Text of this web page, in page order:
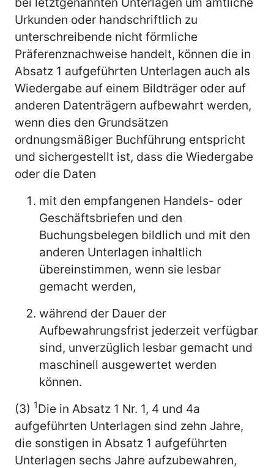
Urkunden oder handschriftlich zu
unterschreibende nicht förmliche
Präferenznachweise handelt, können die in
Absatz 1 aufgeführten Unterlagen auch als
Wiedergabe auf einem Bildträger oder auf
anderen Datenträgern aufbewahrt werden,
wenn dies den Grundsätzen
ordnungsmäßiger Buchführung entspricht
und sichergestellt ist, dass die Wiedergabe
oder die Daten
mit den empfangenen Handels- oder
Geschäftsbriefen und den
Buchungsbelegen bildlich und mit den
anderen Unterlagen inhaltlich
übereinstimmen, wenn sie lesbar
gemacht werden,
während der Dauer der
Aufbewahrungsfrist jederzeit verfügbar
sind, unverzüglich lesbar gemacht und
maschinell ausgewertet werden
können.
(3) 1Die in Absatz 1 Nr. 1, 4 und 4a
aufgeführten Unterlagen sind zehn Jahre,
die sonstigen in Absatz 1 aufgeführten
Unterlagen sechs Jahre aufzubewahren,